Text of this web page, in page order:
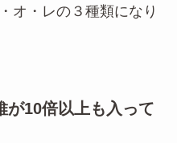
オ・レの３種類になり
が10倍以上も入って